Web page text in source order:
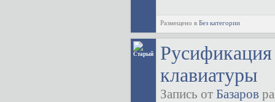
Размещено в Без категории
Русификация
клавиатуры
Запись от Базаров